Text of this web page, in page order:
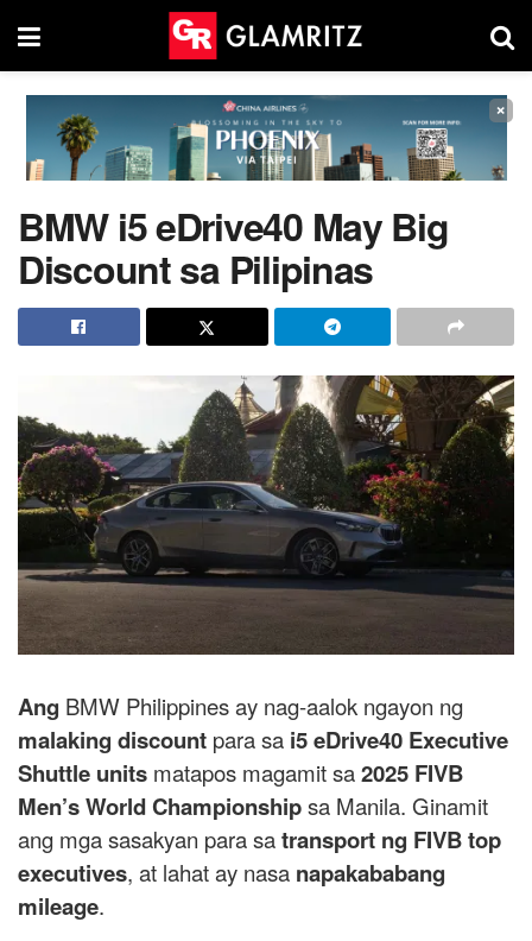
×
BMW i5 eDrive40 May Big
Discount sa Pilipinas
Ang BMW Philippines ay nag-aalok ngayon ng
malaking discount para sa i5 eDrive40 Executive
Shuttle units matapos magamit sa2025 FIVB
Men’s World Championshipsa Manila. Ginamit
ang mga sasakyan para satransport ng FIVB top
executives, at lahat ay nasa napakababang
mileage.